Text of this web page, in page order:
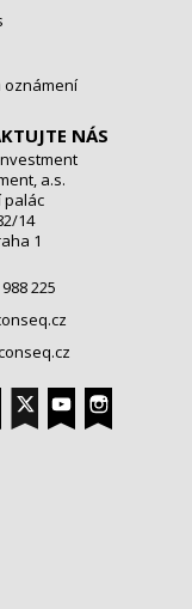
oznámení
NÁS
a.s.
palác
14
1
225